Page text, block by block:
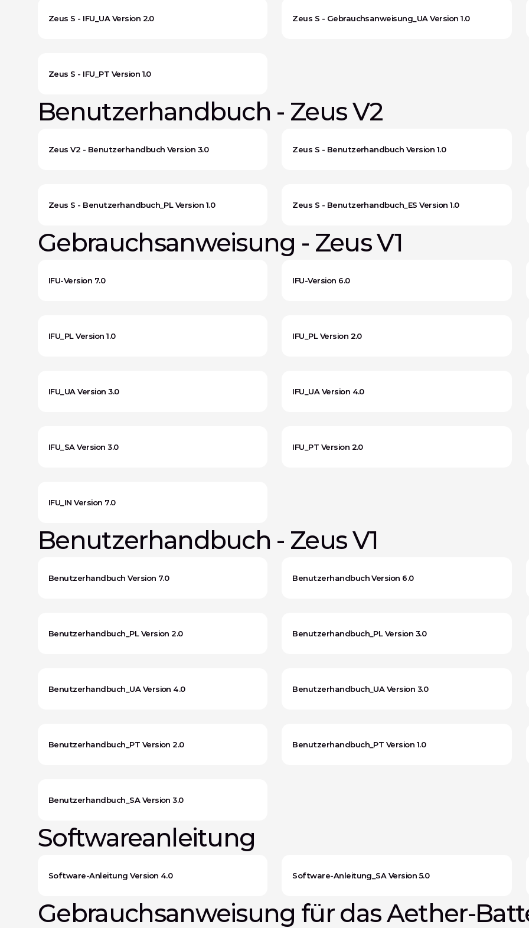
Zeus S - IFU_UA Version 2.0 Zeus S - Gebrauchsanweisung_UA Version 1.0
Zeus S - IFU_PT Version 1.0
Benutzerhandbuch - Zeus V2
Zeus V2 - Benutzerhandbuch Version 3.0 Zeus S - Benutzerhandbuch Version 1.0
Zeus S - Benutzerhandbuch_PL Version 1.0 Zeus S - Benutzerhandbuch_ES Version 1.0
Gebrauchsanweisung - Zeus V1
IFU-Version 7.0 IFU-Version 6.0
IFU_PL Version 1.0 IFU_PL Version 2.0
IFU_UA Version 3.0 IFU_UA Version 4.0
IFU_SA Version 3.0 IFU_PT Version 2.0
IFU_IN Version 7.0
Benutzerhandbuch - Zeus V1
Benutzerhandbuch Version 7.0 Benutzerhandbuch Version 6.0
Benutzerhandbuch_PL Version 2.0 Benutzerhandbuch_PL Version 3.0
Benutzerhandbuch_UA Version 4.0 Benutzerhandbuch_UA Version 3.0
Benutzerhandbuch_PT Version 2.0 Benutzerhandbuch_PT Version 1.0
Benutzerhandbuch_SA Version 3.0
Softwareanleitung
Software-Anleitung Version 4.0 Software-Anleitung_SA Version 5.0
Gebrauchsanweisung für das Aether-